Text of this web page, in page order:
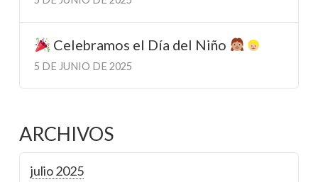
Celebramos el Día del Niño
5 DE JUNIO DE 2025
ARCHIVOS
julio 2025